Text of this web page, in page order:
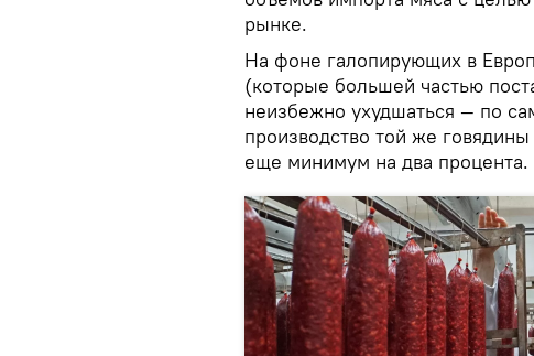
рынке.
На фоне галопирующих в
(которые большей частью
неизбежно ухудшаться — по
производство той же
еще минимум на два процента.